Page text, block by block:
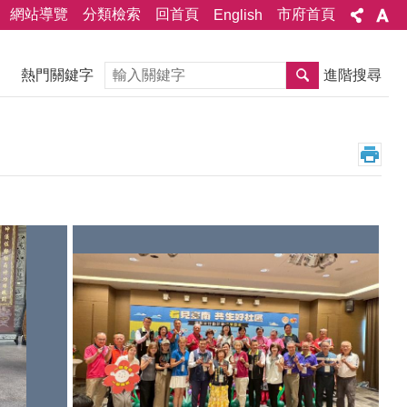
網站導覽 分類檢索 回首頁 English 市府首頁
熱門關鍵字 搜尋 進階搜尋